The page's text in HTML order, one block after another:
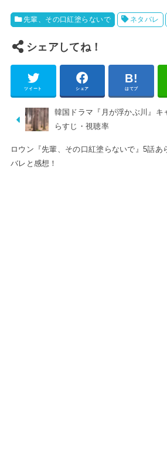
先輩、その口紅塗らないで ネタバレ
シェアしてね！
ツイート シェア はてブ
韓国ドラマ『月が浮かぶ川』キ
らすじ・視聴率
ロウン『先輩、その口紅塗らないで』5話あ
バレと感想！